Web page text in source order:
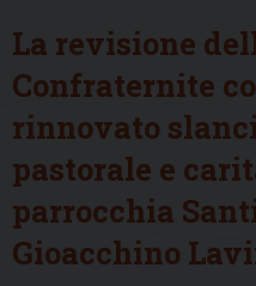
La revisione
Confraternite
rinnovato
pastorale e
parrocchia
Gioacchino